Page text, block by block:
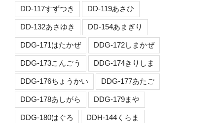
DD-117すずつき DD-119あさひ
DD-132あさゆき DD-154あまぎり
DDG-171はたかぜ DDG-172しまかぜ
DDG-173こんごう DDG-174きりしま
DDG-176ちょうかい DDG-177あたご
DDG-178あしがら DDG-179まや
DDG-180はぐろ DDH-144くらま